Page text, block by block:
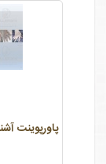
پاورپوينت